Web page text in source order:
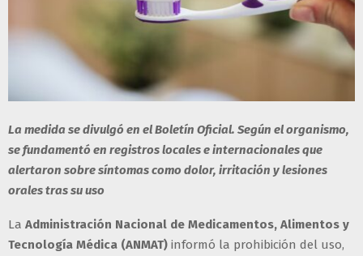
La medida se divulgó en el Boletín Oficial. Según el organismo,
se fundamentó en registros locales e internacionales que
alertaron sobre síntomas como dolor, irritación y lesiones
orales tras su uso
La Administración Nacional de Medicamentos, Alimentos y
Tecnología Médica (ANMAT) informó la prohibición del uso,